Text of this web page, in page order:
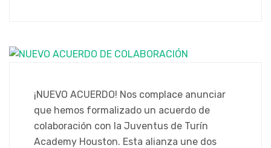
¡NUEVO ACUERDO! Nos complace anunciar
que hemos formalizado un acuerdo de
colaboración con la Juventus de Turín
Academy Houston. Esta alianza une dos